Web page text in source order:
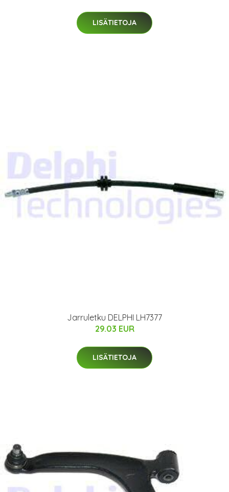
LISÄTIETOJA
Jarruletku DELPHI LH7377
29.03 EUR
LISÄTIETOJA